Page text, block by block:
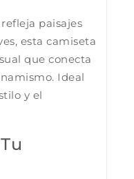
paisajes
esta camiseta
que conecta
Ideal
y el